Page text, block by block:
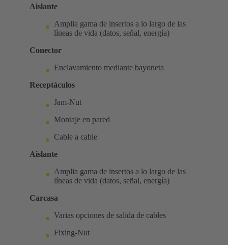
Aislante
Amplia gama de insertos a lo largo de las
líneas de vida (datos, señal, energía)
Conector
Enclavamiento mediante bayoneta
Receptáculos
Jam-Nut
Montaje en pared
Cable a cable
Aislante
Amplia gama de insertos a lo largo de las
líneas de vida (datos, señal, energía)
Carcasa
Varias opciones de salida de cables
Fixing-Nut